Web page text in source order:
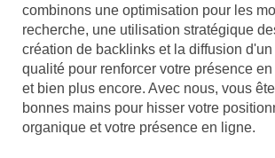
combinons une optimisation pour les
recherche, une utilisation stratégique
création de backlinks et la diffusion
qualité pour renforcer votre présence
et bien plus encore. Avec nous, vous
bonnes mains pour hisser votre
organique et votre présence en ligne.